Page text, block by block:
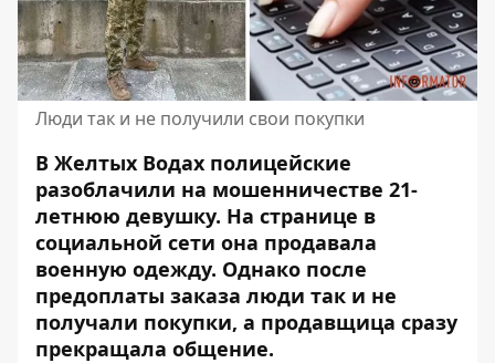
Люди так и не получили свои покупки
В Желтых Водах полицейские
разоблачили на мошенничестве 21-
летнюю девушку. На странице в
социальной сети она продавала
военную одежду. Однако после
предоплаты заказа люди так и не
получали покупки, а продавщица сразу
прекращала общение.